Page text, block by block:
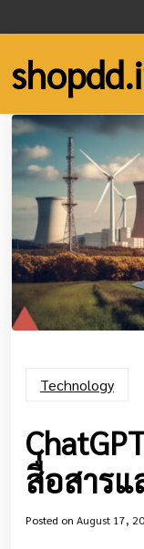
to
content
Technology
สื่อสารแ
Posted on August 17,